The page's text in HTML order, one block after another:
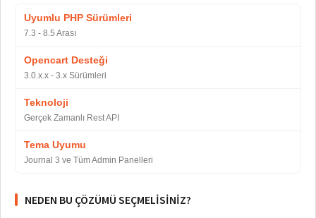
Uyumlu PHP Sürümleri
7.3 - 8.5 Arası
Opencart Desteği
3.0.x.x - 3.x Sürümleri
Teknoloji
Gerçek Zamanlı Rest API
Tema Uyumu
Journal 3 ve Tüm Admin Panelleri
NEDEN BU ÇÖZÜMÜ SEÇMELISINIZ?